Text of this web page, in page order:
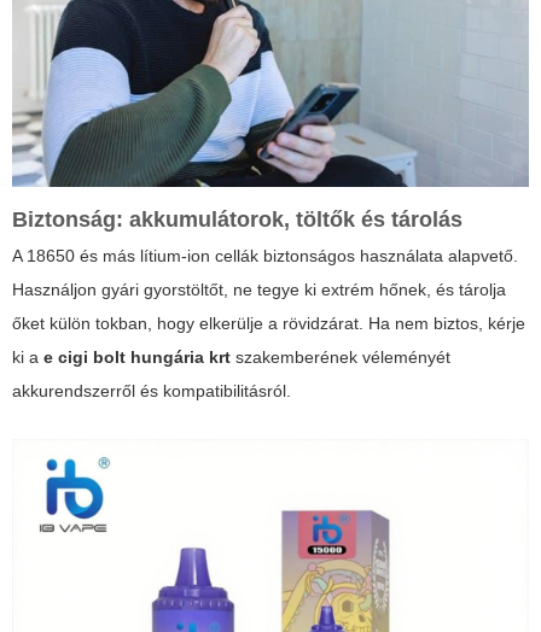
Biztonság: akkumulátorok, töltők és tárolás
A 18650 és más lítium-ion cellák biztonságos használata alapvető.
Használjon gyári gyorstöltőt, ne tegye ki extrém hőnek, és tárolja
őket külön tokban, hogy elkerülje a rövidzárat. Ha nem biztos, kérje
ki a e cigi bolt hungária krt szakemberének véleményét
akkurendszerről és kompatibilitásról.